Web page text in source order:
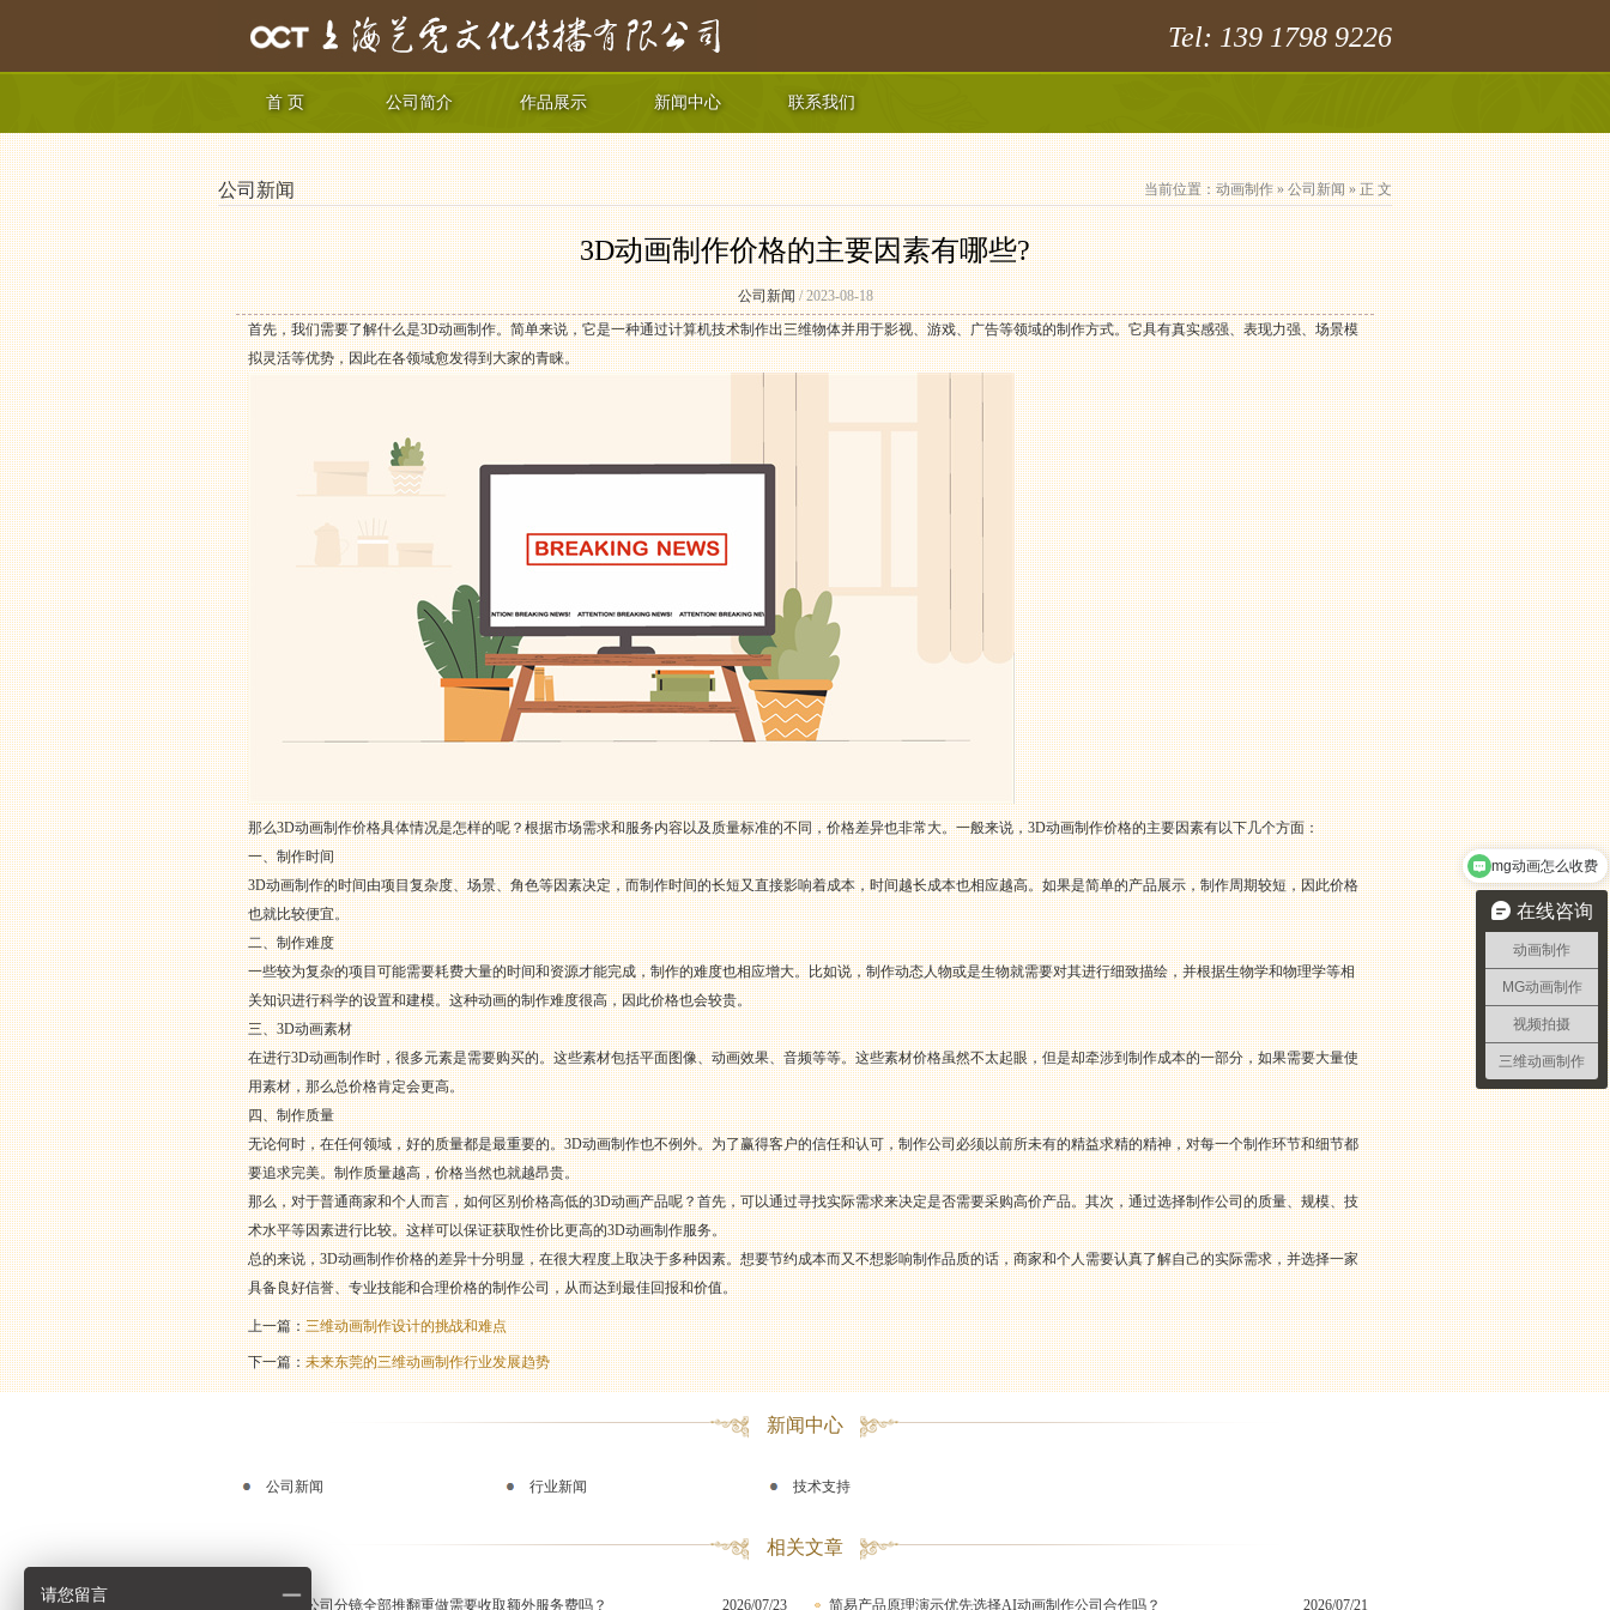
Tel: 139 1798 9226
首 页 公司简介 作品展示 新闻中心 联系我们
当前位置：动画制作»公司新闻» 正 文
公司新闻
3D动画制作价格的主要因素有哪些?
公司新闻/ 2023-08-18
首先，我们需要了解什么是3D动画制作。简单来说，它是一种通过计算机技术制作出三维物体并用于影视、游戏、广告等领域的制作方式。它具有真实感强、表现力强、场景模
拟灵活等优势，因此在各领域愈发得到大家的青睐。
那么3D动画制作价格具体情况是怎样的呢？根据市场需求和服务内容以及质量标准的不同，价格差异也非常大。一般来说，3D动画制作价格的主要因素有以下几个方面：
一、制作时间
3D动画制作的时间由项目复杂度、场景、角色等因素决定，而制作时间的长短又直接影响着成本，时间越长成本也相应越高。如果是简单的产品展示，制作周期较短，因此价格
也就比较便宜。
二、制作难度
一些较为复杂的项目可能需要耗费大量的时间和资源才能完成，制作的难度也相应增大。比如说，制作动态人物或是生物就需要对其进行细致描绘，并根据生物学和物理学等相
关知识进行科学的设置和建模。这种动画的制作难度很高，因此价格也会较贵。
三、3D动画素材
在进行3D动画制作时，很多元素是需要购买的。这些素材包括平面图像、动画效果、音频等等。这些素材价格虽然不太起眼，但是却牵涉到制作成本的一部分，如果需要大量使
用素材，那么总价格肯定会更高。
四、制作质量
无论何时，在任何领域，好的质量都是最重要的。3D动画制作也不例外。为了赢得客户的信任和认可，制作公司必须以前所未有的精益求精的精神，对每一个制作环节和细节都
要追求完美。制作质量越高，价格当然也就越昂贵。
那么，对于普通商家和个人而言，如何区别价格高低的3D动画产品呢？首先，可以通过寻找实际需求来决定是否需要采购高价产品。其次，通过选择制作公司的质量、规模、技
术水平等因素进行比较。这样可以保证获取性价比更高的3D动画制作服务。
总的来说，3D动画制作价格的差异十分明显，在很大程度上取决于多种因素。想要节约成本而又不想影响制作品质的话，商家和个人需要认真了解自己的实际需求，并选择一家
具备良好信誉、专业技能和合理价格的制作公司，从而达到最佳回报和价值。
上一篇：三维动画制作设计的挑战和难点
下一篇：未来东莞的三维动画制作行业发展趋势
新闻中心
公司新闻 行业新闻 技术支持
相关文章
动画制作公司分镜全部推翻重做需要收取额外服务费吗？ 2026/07/23 简易产品原理演示优先选择AI动画制作公司合作吗？ 2026/07/21
在线咨询
动画制作
MG动画制作
视频拍摄
三维动画制作
mg动画怎么收费
请您留言